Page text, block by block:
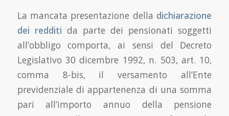
La mancata presentazione della dichiarazione
dei redditi da parte dei pensionati soggetti
all’obbligo comporta, ai sensi del Decreto
Legislativo 30 dicembre 1992, n. 503, art. 10,
comma 8-bis, il versamento all’Ente
previdenziale di appartenenza di una somma
pari all’importo annuo della pensione